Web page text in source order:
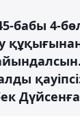
бабы 4-